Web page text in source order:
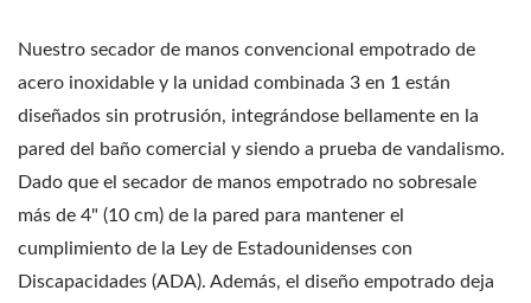
Nuestro secador de manos convencional empotrado de
acero inoxidable y la unidad combinada 3 en 1 están
diseñados sin protrusión, integrándose bellamente en la
pared del baño comercial y siendo a prueba de vandalismo.
Dado que el secador de manos empotrado no sobresale
más de 4" (10 cm) de la pared para mantener el
cumplimiento de la Ley de Estadounidenses con
Discapacidades (ADA). Además, el diseño empotrado deja